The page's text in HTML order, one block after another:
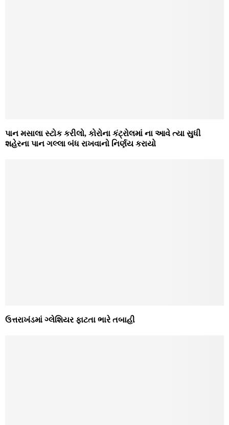
પાન મસાલા સ્ટોક કરીલો, કોરોના કંટ્રોલમાં ના આવે ત્યા સુધી
શહેરના પાન ગલ્લા બંધ રાખવાનો નિર્ણય કરાયો
ઉત્તરાખંડમાં ગ્લેશિયર ફાટતા ભારે તબાહી